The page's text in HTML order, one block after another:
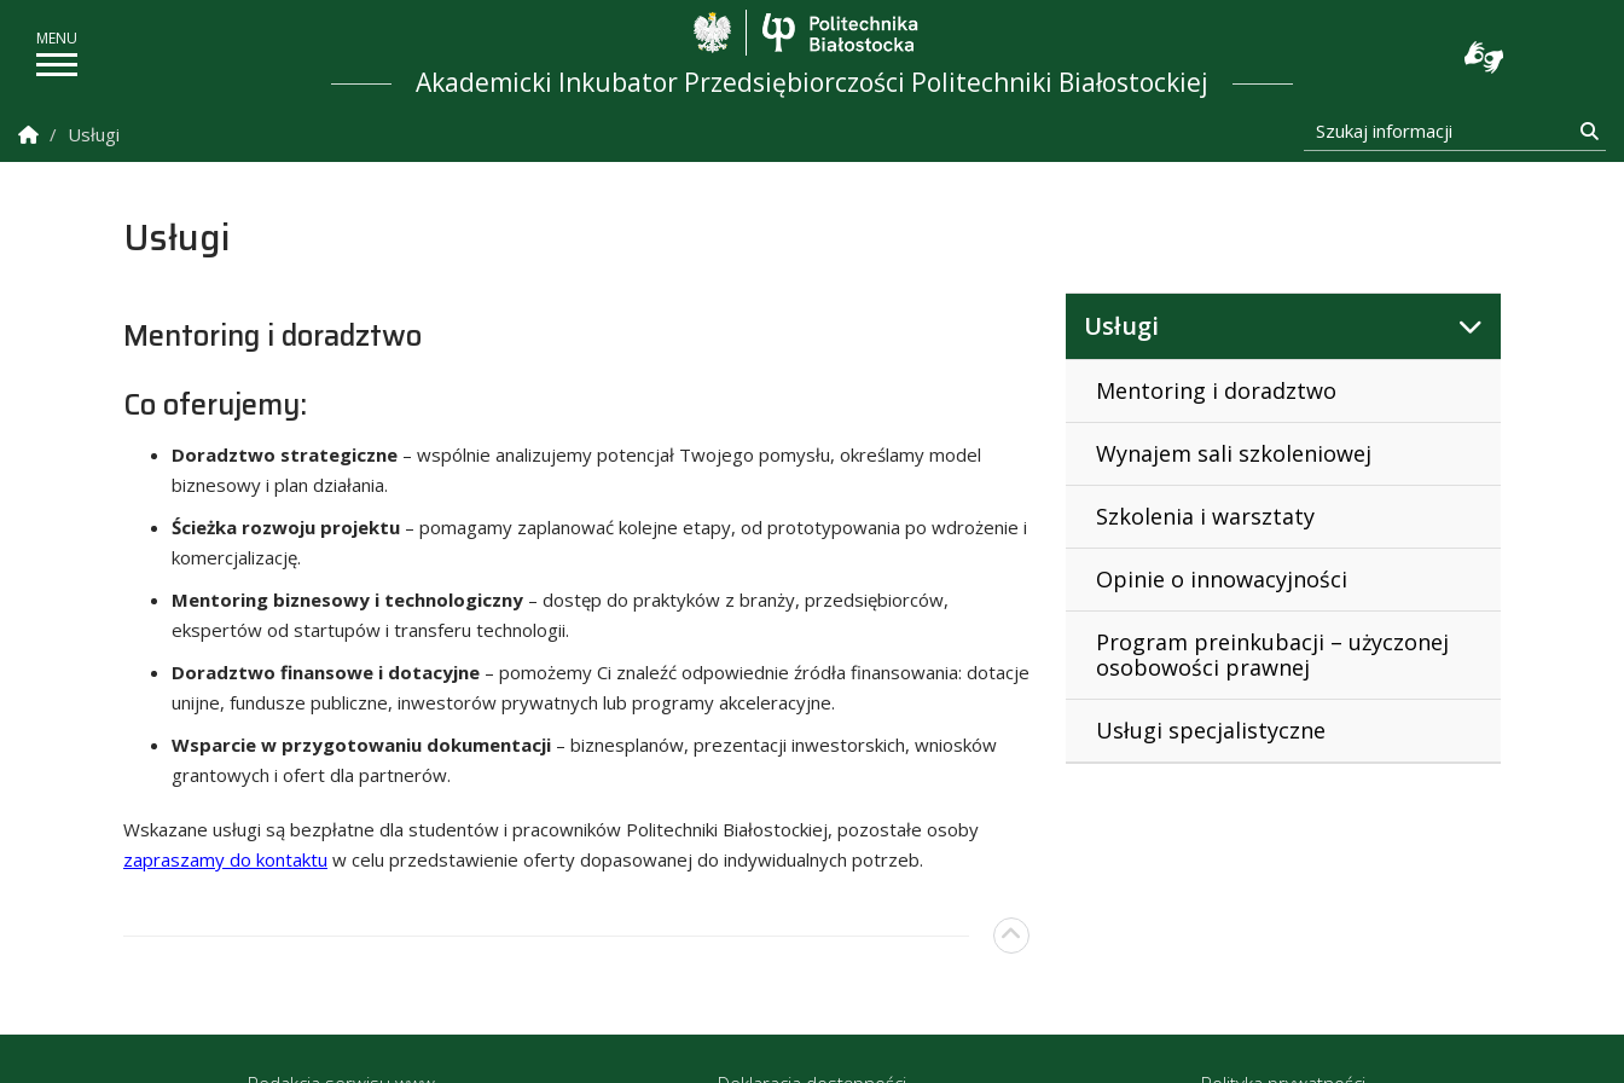
Akademicki Inkubator Przedsiębiorczości Politechniki Białostockiej
Strona Główna
Usługi Szukaj informacji
Usługi
Mentoring i doradztwo
Co oferujemy:
Doradztwo strategiczne – wspólnie analizujemy potencjał Twojego pomysłu, określamy model
biznesowy i plan działania.
Ścieżka rozwoju projektu – pomagamy zaplanować kolejne etapy, od prototypowania po wdrożenie i
komercjalizację.
Mentoring biznesowy i technologiczny – dostęp do praktyków z branży, przedsiębiorców,
ekspertów od startupów i transferu technologii.
Doradztwo finansowe i dotacyjne – pomożemy Ci znaleźć odpowiednie źródła finansowania: dotacje
unijne, fundusze publiczne, inwestorów prywatnych lub programy akceleracyjne.
Wsparcie w przygotowaniu dokumentacji – biznesplanów, prezentacji inwestorskich, wniosków
grantowych i ofert dla partnerów.
Wskazane usługi są bezpłatne dla studentów i pracowników Politechniki Białostockiej, pozostałe osoby
zapraszamy do kontaktu w celu przedstawienie oferty dopasowanej do indywidualnych potrzeb.
Usługi
Mentoring i doradztwo
Wynajem sali szkoleniowej
Szkolenia i warsztaty
Opinie o innowacyjności
Program preinkubacji – użyczonej
osobowości prawnej
Usługi specjalistyczne